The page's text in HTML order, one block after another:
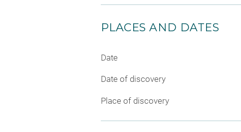
PLACES AND DATES
Date
Date of discovery
Place of discovery